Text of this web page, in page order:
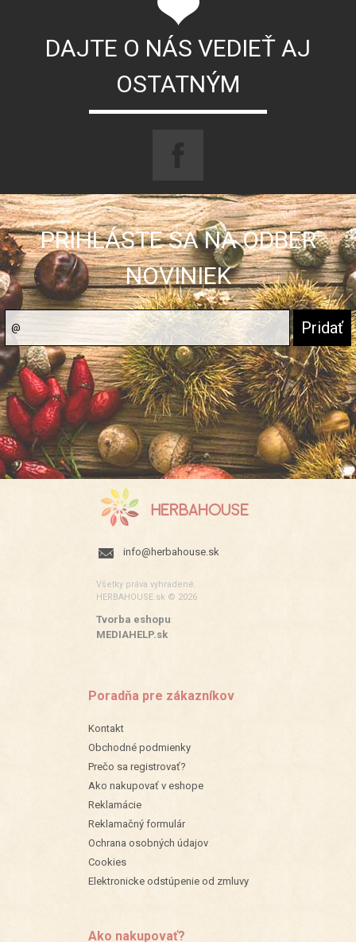
DAJTE O NÁS VEDIEŤ AJ
OSTATNÝM
PRIHLÁSTE SA NA ODBER
NOVINIEK
info@herbahouse.sk
Všetky práva vyhradené.
HERBAHOUSE.sk © 2026
Tvorba eshopu:
MEDIAHELP.sk
Poradňa pre zákazníkov
Kontakt
Obchodné podmienky
Prečo sa registrovať?
Ako nakupovať v eshope
Reklamácie
Reklamačný formulár
Ochrana osobných údajov
Cookies
Elektronicke odstúpenie od zmluvy
Ako nakupovať?